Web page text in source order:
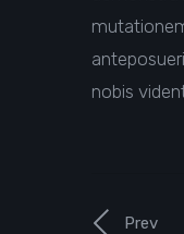
nobis
Prev